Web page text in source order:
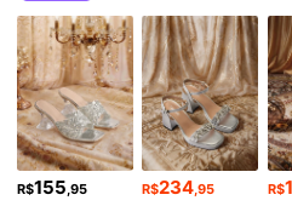
4,79 496 Seguidores
4,79 496 Seguidores
4,79 496 Seguidores
4,79 496 Seguidores
R$155,95 R$234,95 R$